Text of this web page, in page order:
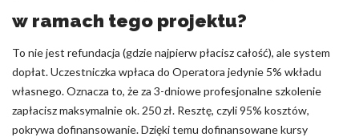
w ramach tego projektu?
To nie jest refundacja (gdzie najpierw płacisz całość), ale system
dopłat. Uczestniczka wpłaca do Operatora jedynie 5% wkładu
własnego. Oznacza to, że za 3-dniowe profesjonalne szkolenie
zapłacisz maksymalnie ok. 250 zł. Resztę, czyli 95% kosztów,
pokrywa dofinansowanie. Dzięki temu dofinansowane kursy